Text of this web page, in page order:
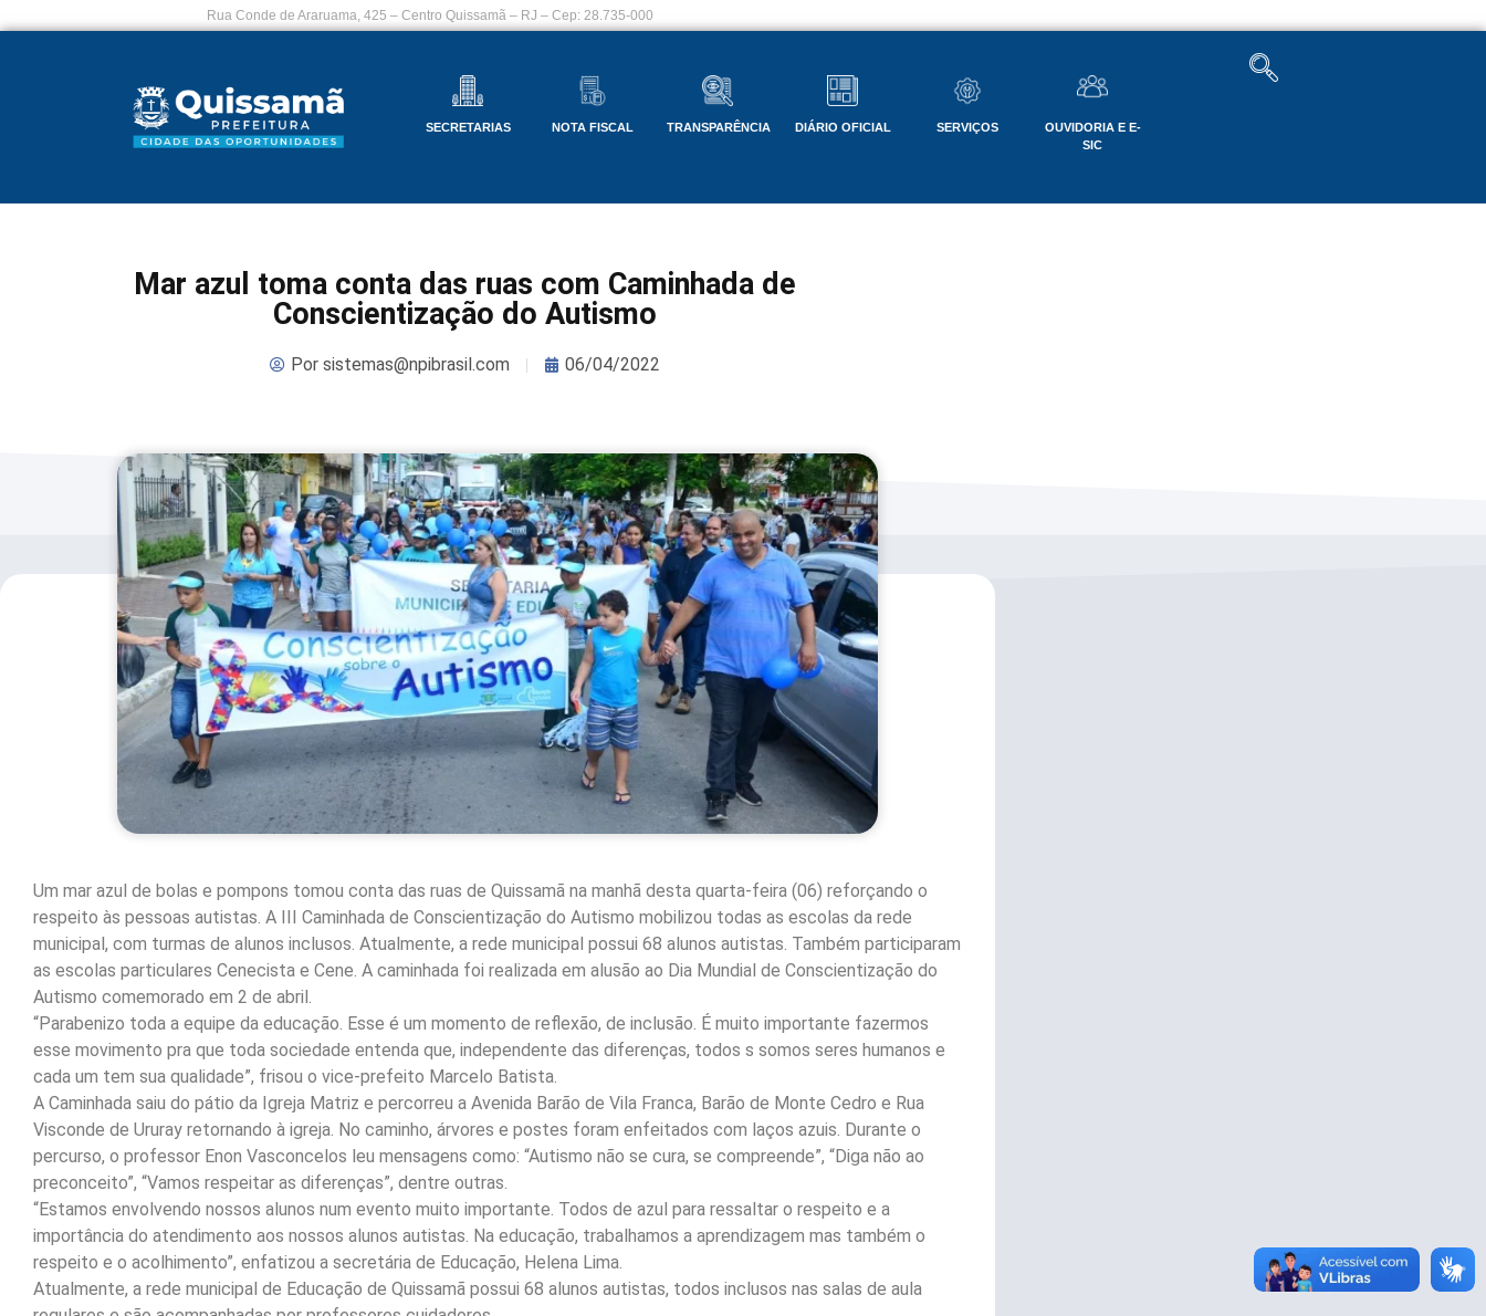
Rua Conde de Araruama, 425 – Centro Quissamã – RJ – Cep: 28.735-000
SECRETARIAS NOTA FISCAL TRANSPARÊNCIA DIÁRIO OFICIAL SERVIÇOS
OUVIDORIA E E-
SIC
Mar azul toma conta das ruas com Caminhada de
Conscientização do Autismo
Porsistemas@npibrasil.com 06/04/2022
Um mar azul de bolas e pompons tomou conta das ruas de Quissamã na manhã desta quarta-feira (06) reforçando o
respeito às pessoas autistas. A III Caminhada de Conscientização do Autismo mobilizou todas as escolas da rede
municipal, com turmas de alunos inclusos. Atualmente, a rede municipal possui 68 alunos autistas. Também participaram
as escolas particulares Cenecista e Cene. A caminhada foi realizada em alusão ao Dia Mundial de Conscientização do
Autismo comemorado em 2 de abril.
“Parabenizo toda a equipe da educação. Esse é um momento de reflexão, de inclusão. É muito importante fazermos
esse movimento pra que toda sociedade entenda que, independente das diferenças, todos s somos seres humanos e
cada um tem sua qualidade”, frisou o vice-prefeito Marcelo Batista.
A Caminhada saiu do pátio da Igreja Matriz e percorreu a Avenida Barão de Vila Franca, Barão de Monte Cedro e Rua
Visconde de Ururay retornando à igreja. No caminho, árvores e postes foram enfeitados com laços azuis. Durante o
percurso, o professor Enon Vasconcelos leu mensagens como: “Autismo não se cura, se compreende”, “Diga não ao
preconceito”, “Vamos respeitar as diferenças”, dentre outras.
“Estamos envolvendo nossos alunos num evento muito importante. Todos de azul para ressaltar o respeito e a
importância do atendimento aos nossos alunos autistas. Na educação, trabalhamos a aprendizagem mas também o
respeito e o acolhimento”, enfatizou a secretária de Educação, Helena Lima.
Atualmente, a rede municipal de Educação de Quissamã possui 68 alunos autistas, todos inclusos nas salas de aula